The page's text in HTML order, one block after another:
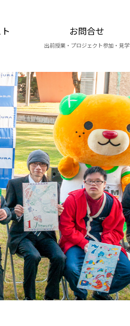
お問合せ
出前授業・プロジェクト参加・見学